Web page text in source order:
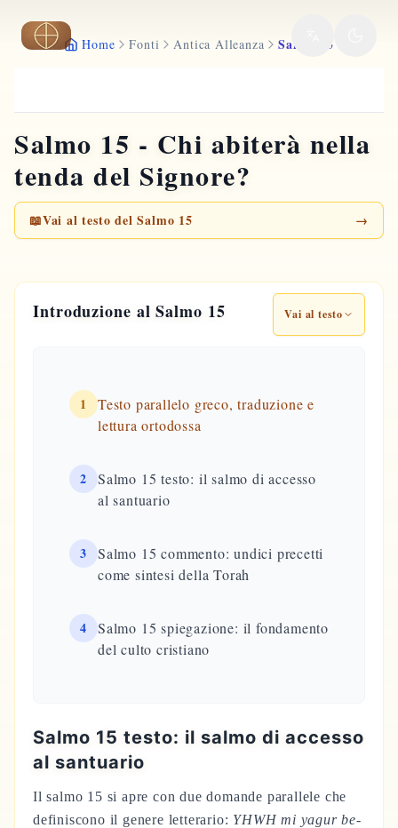
Vai al contenuto principale
Home Fonti Antica Alleanza Salmo 15
Salmo 15 - Chi abiterà nella
tenda del Signore?
📖Vai al testo del Salmo 15 →
Introduzione al Salmo 15 Vai al testo
1
Testo parallelo greco, traduzione e
lettura ortodossa
2
Salmo 15 testo: il salmo di accesso
al santuario
3
Salmo 15 commento: undici precetti
come sintesi della Torah
4
Salmo 15 spiegazione: il fondamento
del culto cristiano
Salmo 15 testo: il salmo di accesso
al santuario
Il salmo 15 si apre con due domande parallele che
definiscono il genere letterario: YHWH mi yagur be-